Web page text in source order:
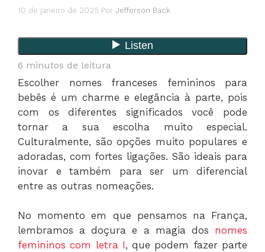
10 de janeiro de 2025 Por Jefferson Back
6 minutos de leitura
Escolher nomes franceses femininos para
bebês é um charme e elegância à parte, pois
com os diferentes significados você pode
tornar a sua escolha muito especial.
Culturalmente, são opções muito populares e
adoradas, com fortes ligações. São ideais para
inovar e também para ser um diferencial
entre as outras nomeações.
No momento em que pensamos na França,
lembramos a doçura e a magia dos nomes
femininos com letra I, que podem fazer parte